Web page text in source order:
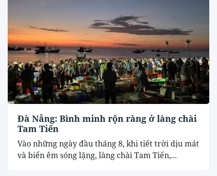
Đà Nẵng: Bình minh rộn ràng ở làng chài
Tam Tiến
Vào những ngày đầu tháng 8, khi tiết trời dịu mát
và biển êm sóng lặng, làng chài Tam Tiến,...